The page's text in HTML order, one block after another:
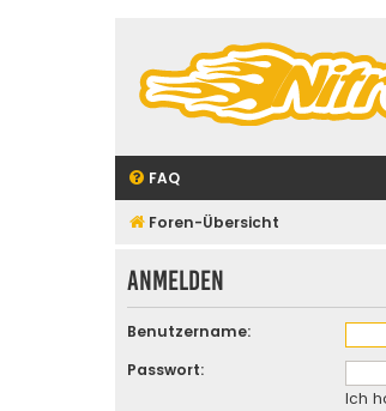
FAQ
Foren-Übersicht
Anmelden
Benutzername:
Passwort:
Ich